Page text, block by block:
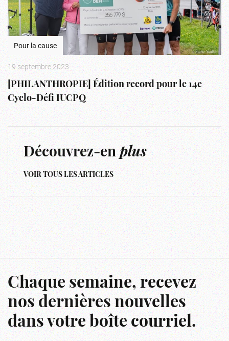
Pour la cause
19 septembre 2023
[PHILANTHROPIE] Édition record pour le 14e
Cyclo-Défi IUCPQ
Découvrez-enplus
VOIR TOUS LES ARTICLES
Chaque semaine, recevez
nos dernières nouvelles
dans votre boîte courriel.